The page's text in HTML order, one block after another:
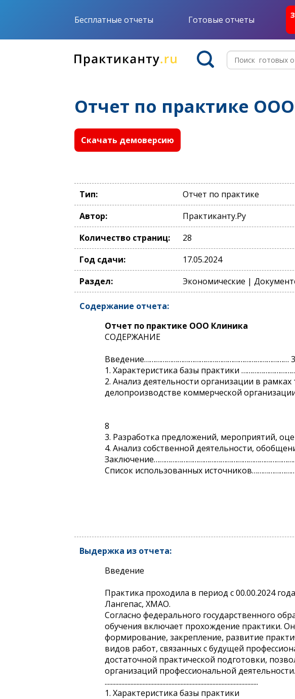
Бесплатные отчеты Готовые отчеты
Отчет по практике
Скачать демоверсию
Тип:
Отчет по практике
Автор:
Практиканту.Ру
Количество страниц:
28
Год сдачи:
17.05.2024
Раздел:
Экономические |
Содержание отчета:
Отчет по практике ООО Клиника
СОДEРЖАНИE
Введение…………………………………………………………………… 3
1. Характеристика базы практики
2. Анализ деятельности организации в
делопроизводстве коммерческой
8
3. Разработка предложений, мероприятий,
4. Анализ собственной деятельности,
Заключение………………………………………………………………….
Список использованных
Выдержка из отчета:
Введение
Практика проходила в период с 00.00.2024
Лангепас, ХМАО.
Согласно федерального государственного
обучения включает прохождение практики.
формирование, закрепление, развитие
видов работ, связанных с будущей
достаточной практической подготовки,
организаций профессиональной деятельности.
.....................................................................................................
1. Характеристика базы практики